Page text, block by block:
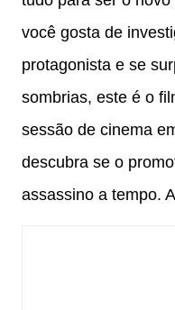
você gosta de
protagonista e se
sombrias, este é o
sessão de cinema
descubra se o
assassino a tempo.